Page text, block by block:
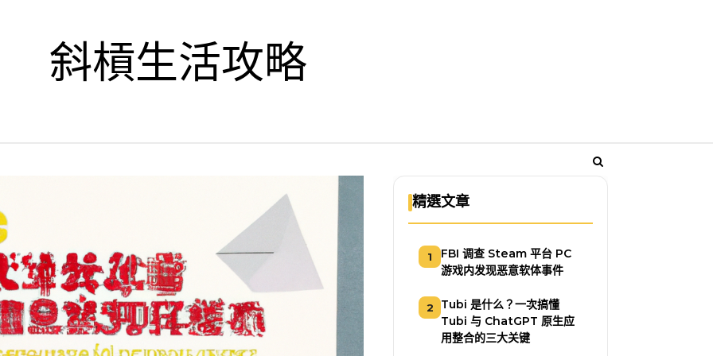
斜槓生活攻略
精選文章
1
FBI 调查 Steam 平台 PC
游戏内发现恶意软体事件
2
Tubi 是什么？一次搞懂
Tubi 与 ChatGPT 原生应
用整合的三大关键